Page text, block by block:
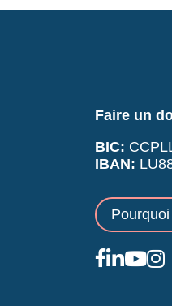
Faire un
BIC:
IBAN: